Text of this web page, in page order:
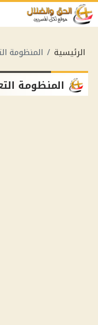
الرئيسية المنظومة
المنظومة